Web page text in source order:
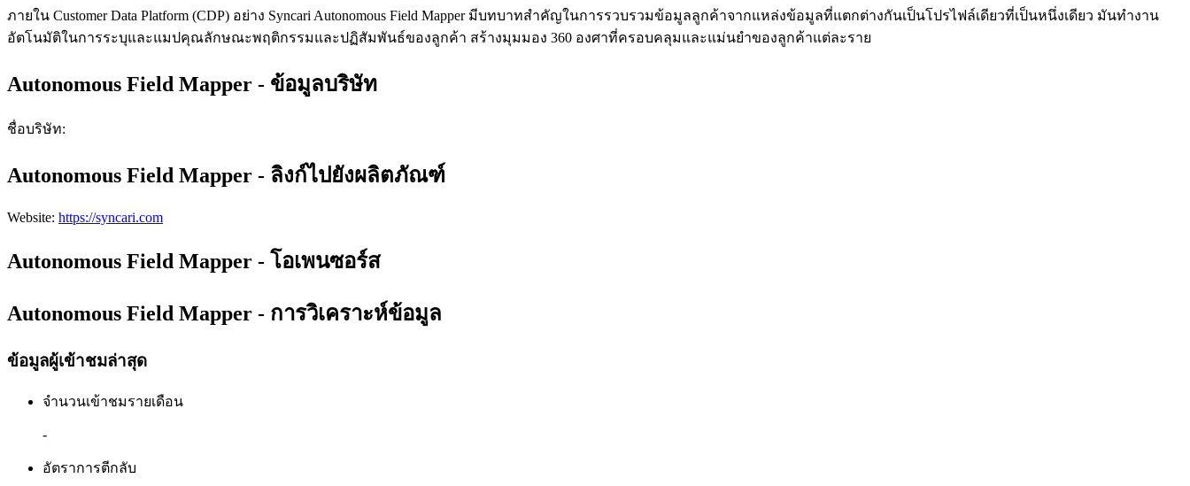
ภายใน Customer Data Platform (CDP) อย่าง Syncari Autonomous Field Mapper มีบทบาทสำคัญในการรวบรวมข้อมูลลูกค้าจากแหล่งข้อมูลที่แตกต่างกันเป็นโปรไฟล์เดียวที่เป็นหนึ่งเดียว มันทำงาน
อัตโนมัติในการระบุและแมปคุณลักษณะพฤติกรรมและปฏิสัมพันธ์ของลูกค้า สร้างมุมมอง 360 องศาที่ครอบคลุมและแม่นยำของลูกค้าแต่ละราย
Autonomous Field Mapper - ข้อมูลบริษัท
ชื่อบริษัท:
Autonomous Field Mapper - ลิงก์ไปยังผลิตภัณฑ์
Website: https://syncari.com
Autonomous Field Mapper - โอเพนซอร์ส
Autonomous Field Mapper - การวิเคราะห์ข้อมูล
ข้อมูลผู้เข้าชมล่าสุด
จำนวนเข้าชมรายเดือน
-
อัตราการตีกลับ